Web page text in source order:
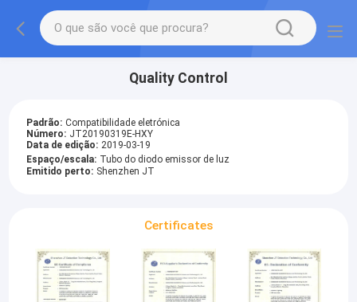
Quality Control
Padrão: Compatibilidade eletrónica
Número: JT20190319E-HXY
Data de edição: 2019-03-19
Espaço/escala: Tubo do diodo emissor de luz
Emitido perto: Shenzhen JT
Certificates